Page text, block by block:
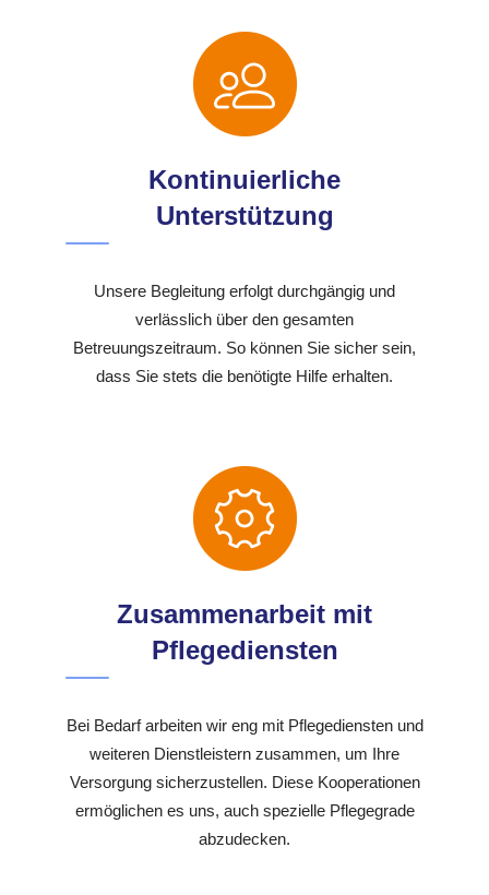
Kontinuierliche
Unterstützung
Unsere Begleitung erfolgt durchgängig und
verlässlich über den gesamten
Betreuungszeitraum. So können Sie sicher sein,
dass Sie stets die benötigte Hilfe erhalten.
Zusammenarbeit mit
Pflegediensten
Bei Bedarf arbeiten wir eng mit Pflegediensten und
weiteren Dienstleistern zusammen, um Ihre
Versorgung sicherzustellen. Diese Kooperationen
ermöglichen es uns, auch spezielle Pflegegrade
abzudecken.